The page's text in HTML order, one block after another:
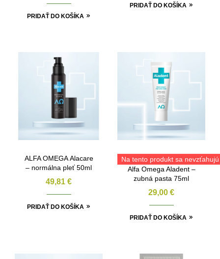
PRIDAŤ DO KOŠÍKA
PRIDAŤ DO KOŠÍKA
ALFA OMEGA Alacare
– normálna pleť 50ml
49,81 €
PRIDAŤ DO KOŠÍKA
Na tento produkt sa
Alfa Omega Aladent –
zubná pasta 75ml
29,00 €
PRIDAŤ DO KOŠÍKA